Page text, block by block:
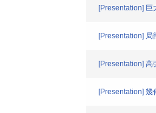
[Presentation]
[Presentation] 局
[Presentation]
[Presentation]